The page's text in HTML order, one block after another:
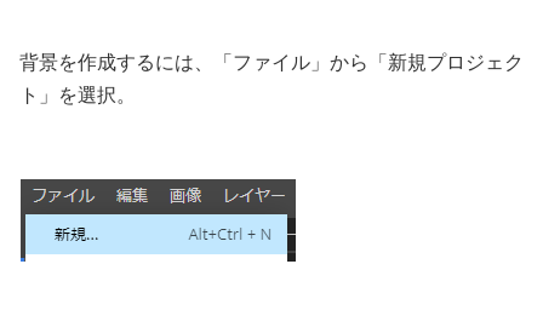
背景を作成するには、「ファイル」から「新規プロジェク
ト」を選択。